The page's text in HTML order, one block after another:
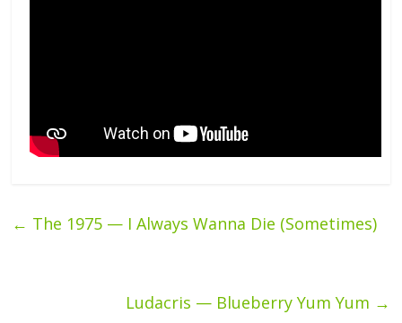
← The 1975 — I Always Wanna Die (Sometimes)
Ludacris — Blueberry Yum Yum →